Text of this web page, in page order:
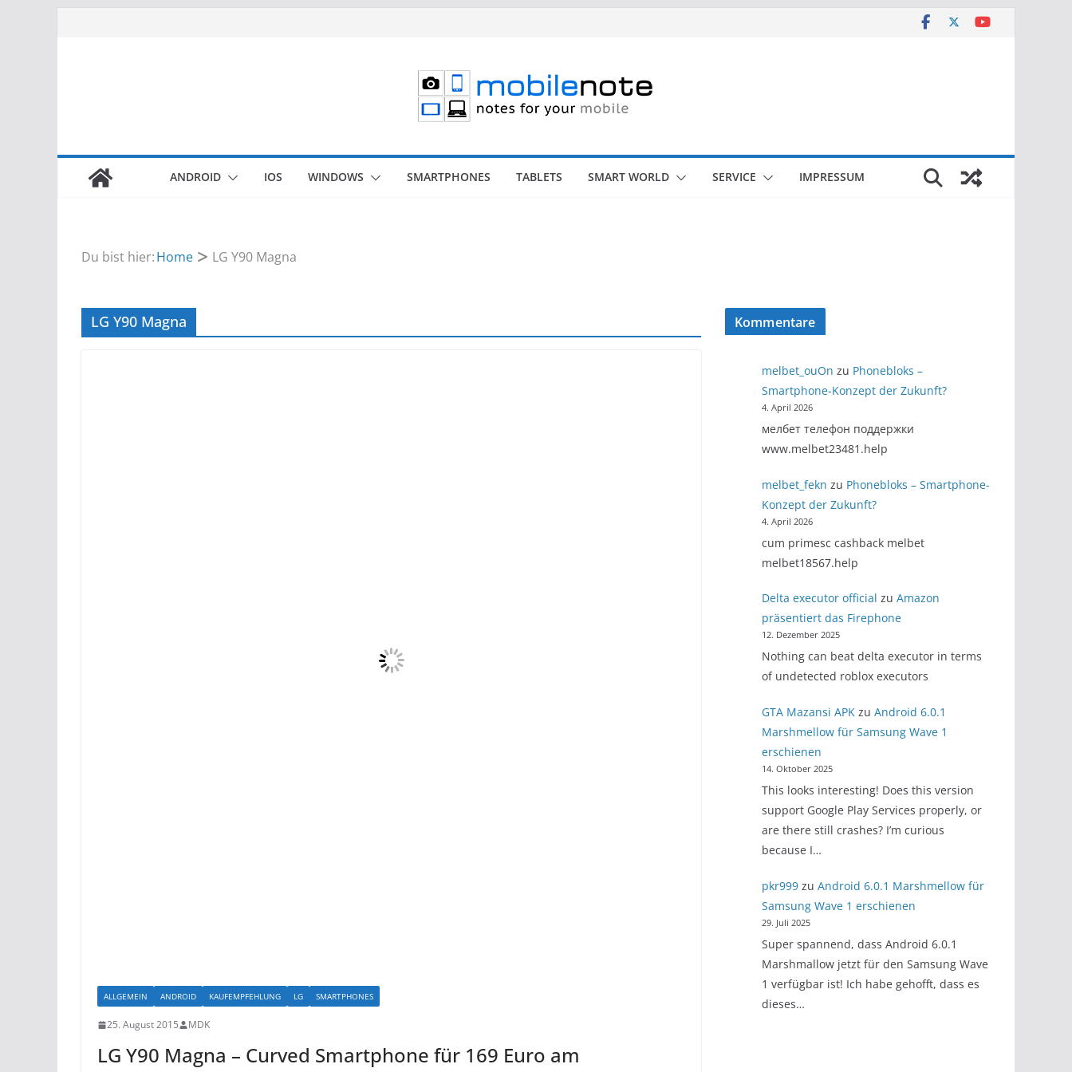
ANDROID IOS WINDOWS SMARTPHONES TABLETS SMART WORLD SERVICE IMPRESSUM
Du bist hier:Home LG Y90 Magna
LG Y90 Magna
ALLGEMEIN ANDROID KAUFEMPFEHLUNG LG SMARTPHONES
25. August 2015 MDK
LG Y90 Magna – Curved Smartphone für 169 Euro am
Kommentare
melbet_ouOn zu Phonebloks –
Smartphone-Konzept der Zukunft?
4. April 2026
мелбет телефон поддержки
www.melbet23481.help
melbet_fekn zu Phonebloks – Smartphone-
Konzept der Zukunft?
4. April 2026
cum primesc cashback melbet
melbet18567.help
Delta executor official zu Amazon
präsentiert das Firephone
12. Dezember 2025
Nothing can beat delta executor in terms
of undetected roblox executors
GTA Mazansi APKzu Android 6.0.1
Marshmellow für Samsung Wave 1
erschienen
14. Oktober 2025
This looks interesting! Does this version
support Google Play Services properly, or
are there still crashes? I’m curious
because I…
pkr999zu Android 6.0.1 Marshmellow für
Samsung Wave 1 erschienen
29. Juli 2025
Super spannend, dass Android 6.0.1
Marshmallow jetzt für den Samsung Wave
1 verfügbar ist! Ich habe gehofft, dass es
dieses…